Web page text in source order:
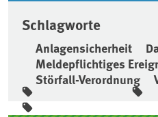
Schlagworte
Anlagensicherheit
Meldepflichtiges
Störfall-Verordnung